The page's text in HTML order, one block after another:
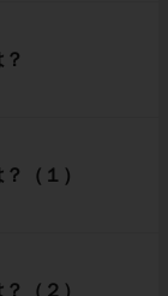
（１）
（２）